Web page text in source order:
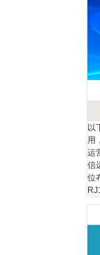
以
用
运
信
位